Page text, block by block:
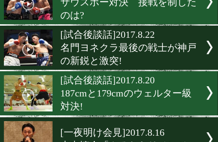
[試合後談話]2017.8.23
14年の全日本新人王とアメ
帰りの新鋭が激突
[試合後談話]2017.8.22
因縁の再戦は衝撃の結末!
[試合後談話]2017.8.22
サウスポー対決 接戦を制